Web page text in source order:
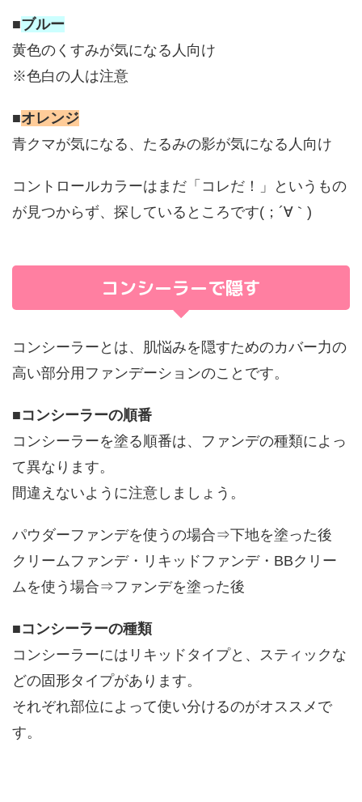
■ブルー
黄色のくすみが気になる人向け
※色白の人は注意
■オレンジ
青クマが気になる、たるみの影が気になる人向け
コントロールカラーはまだ「コレだ！」というもの
が見つからず、探しているところです(；´∀｀)
コンシーラーで隠す
コンシーラーとは、肌悩みを隠すためのカバー力の
高い部分用ファンデーションのことです。
■コンシーラーの順番
コンシーラーを塗る順番は、ファンデの種類によっ
て異なります。
間違えないように注意しましょう。
パウダーファンデを使うの場合⇒下地を塗った後
クリームファンデ・リキッドファンデ・BBクリー
ムを使う場合⇒ファンデを塗った後
■コンシーラーの種類
コンシーラーにはリキッドタイプと、スティックな
どの固形タイプがあります。
それぞれ部位によって使い分けるのがオススメで
す。